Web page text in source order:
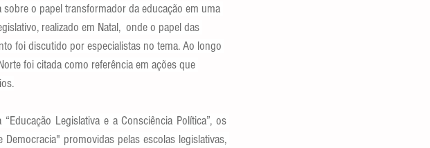
o papel transformador da educação em uma
realizado em Natal,  onde o papel das
foi discutido por especialistas no tema. Ao longo
foi citada como referência em ações que
Legislativa e a Consciência Política”, os
promovidas pelas escolas legislativas,